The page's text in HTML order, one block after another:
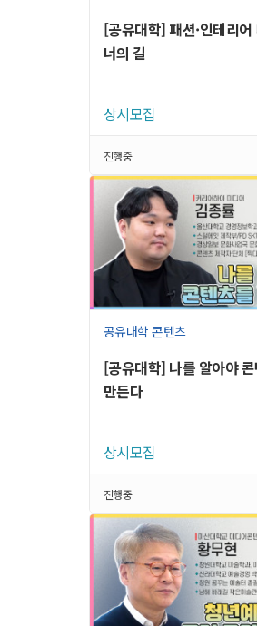
[공유대학] 패션·인테리어
너의 길
상시모집
진행중
공유대학 콘텐츠
[공유대학] 나를 알아야
만든다
상시모집
진행중